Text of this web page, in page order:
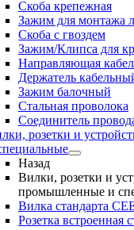
Скоба крепежная
Зажим для монтажа
Скоба с гвоздем
Зажим/Клипса для
Направляющая
Держатель
Зажим балочный
Стальная проволока
Соединитель
розетки и
Назад
Вилки, розетки и
промышленные и
Вилка стандарта
Розетка встроенная